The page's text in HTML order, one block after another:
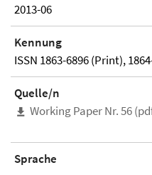
2013-06
Kennung
ISSN 1863-6896 (Print),
Quelle/n
Working Paper Nr. 56
Sprache